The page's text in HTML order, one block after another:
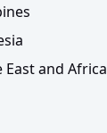
East and Africa